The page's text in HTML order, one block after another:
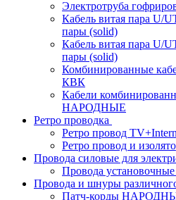
Электротруба
Кабель витая пара U/
пары (solid)
Кабель витая пара U/
пары (solid)
Комбинированные
КВК
Кабели
НАРОДНЫЕ
Ретро проводка
Ретро провод
Ретро провод и
Провода силовые для
Провода
Провода и шнуры
Патч-корды